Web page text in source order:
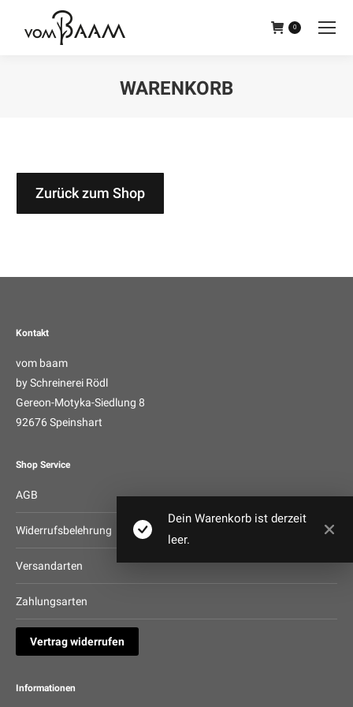
0
WARENKORB
Dein Warenkorb ist derzeit
leer.
Zurück zum Shop
Kontakt
vom baam
by Schreinerei Rödl
Gereon-Motyka-Siedlung 8
92676 Speinshart
Shop Service
AGB
Widerrufsbelehrung
Versandarten
Zahlungsarten
Vertrag widerrufen
Informationen